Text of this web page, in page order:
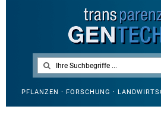
PFLANZEN · FORSCHUNG ·